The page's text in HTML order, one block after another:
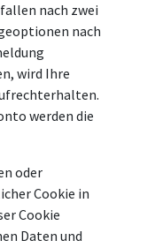
nach zwei
nach
wird Ihre
werden die
oder
Cookie in
Cookie
Daten und